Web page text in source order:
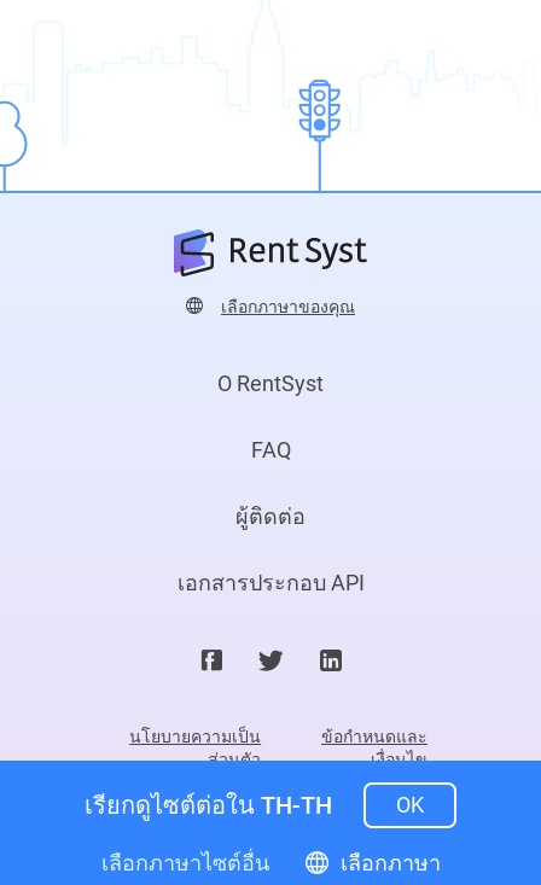
เลือกภาษาของคุณ
О RentSyst
FAQ
ผู้ติดต่อ
เอกสารประกอบ API
นโยบายความเป็น
ส่วนตัว
ข้อกำหนดและ
เงื่อนไข
©2026. Rentsyst Ltd.
สงวนลิขสิทธิ์และจดสิทธิบัตรแล้ว
เรียกดูไซต์ต่อใน TH-TH OK
เลือกภาษาไซต์อื่น เลือกภาษา